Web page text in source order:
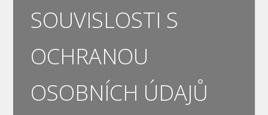
SOUVISLOSTI S
OCHRANOU
OSOBNÍCH ÚDAJŮ